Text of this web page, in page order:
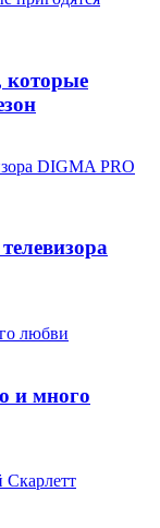
которые
и много